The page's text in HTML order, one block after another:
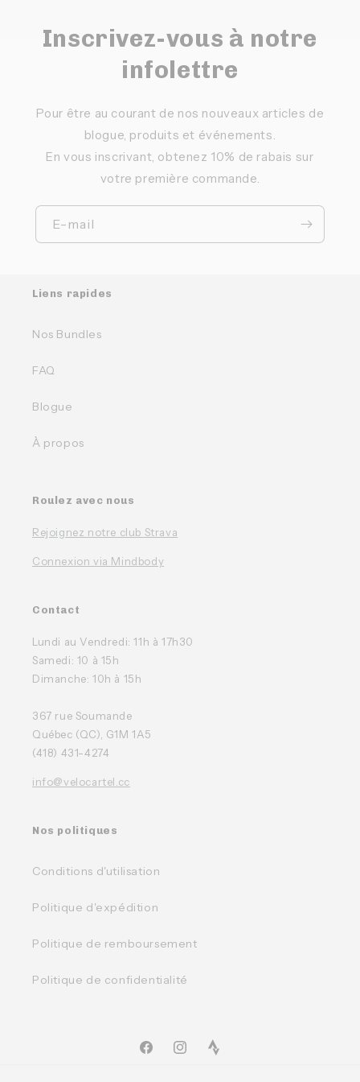
Inscrivez-vous à notre
infolettre
Pour être au courant de nos nouveaux articles de
blogue, produits et événements.
En vous inscrivant, obtenez 10% de rabais sur
votre première commande.
E-mail
Liens rapides
Nos Bundles
FAQ
Blogue
À propos
Roulez avec nous
Rejoignez notre club Strava
Connexion via Mindbody
Contact
Lundi au Vendredi: 11h à 17h30
Samedi: 10 à 15h
Dimanche: 10h à 15h
367 rue Soumande
Québec (QC), G1M 1A5
(418) 431-4274
info@velocartel.cc
Nos politiques
Conditions d'utilisation
Politique d'expédition
Politique de remboursement
Politique de confidentialité
FacebookInstagramTikTok